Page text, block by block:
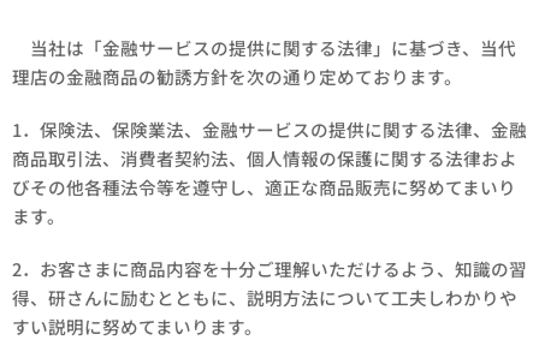
当社は「金融サービスの提供に関する法律」に基づき、当代
理店の金融商品の勧誘方針を次の通り定めております。
1．保険法、保険業法、金融サービスの提供に関する法律、金融
商品取引法、消費者契約法、個人情報の保護に関する法律およ
びその他各種法令等を遵守し、適正な商品販売に努めてまいり
ます。
2．お客さまに商品内容を十分ご理解いただけるよう、知識の習
得、研さんに励むとともに、説明方法について工夫しわかりや
すい説明に努めてまいります。